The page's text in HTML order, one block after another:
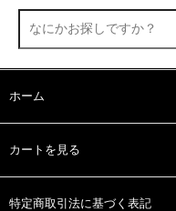
ホーム
カートを見る
特定商取引法に基づく表記